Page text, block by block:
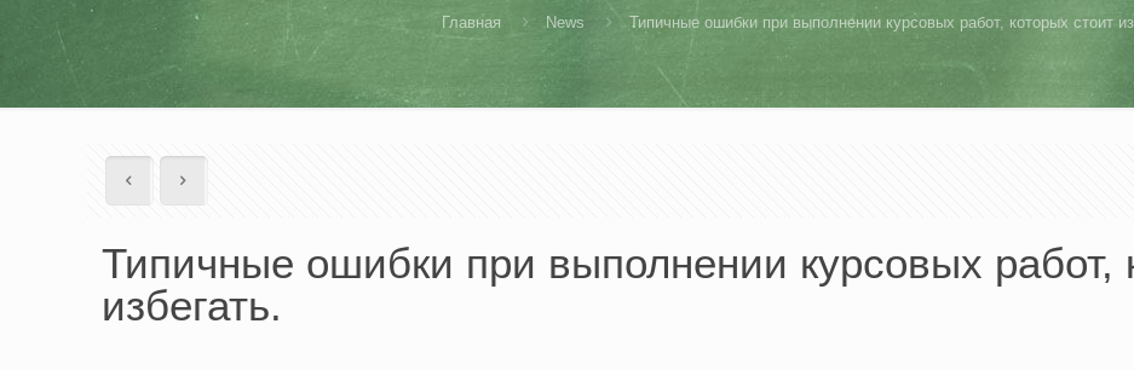
Главная News Типичные ошибки при выполнении курсовых работ, которых стоит
Типичные ошибки при выполнении курсовых работ,
избегать.